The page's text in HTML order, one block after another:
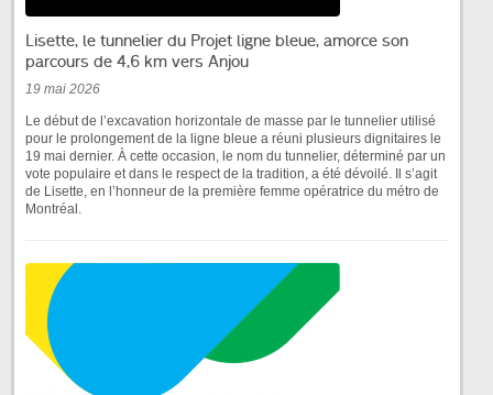
Lisette, le tunnelier du Projet ligne bleue, amorce son
parcours de 4,6 km vers Anjou
19 mai 2026
Le début de l’excavation horizontale de masse par le tunnelier utilisé
pour le prolongement de la ligne bleue a réuni plusieurs dignitaires le
19 mai dernier. À cette occasion, le nom du tunnelier, déterminé par un
vote populaire et dans le respect de la tradition, a été dévoilé. Il s’agit
de Lisette, en l’honneur de la première femme opératrice du métro de
Montréal.